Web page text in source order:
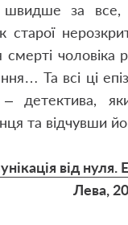
за все,
старої
смерті
Та всі ці
детектива,
та відчувши
від нуля.
Лева,